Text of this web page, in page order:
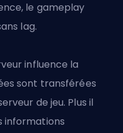
le gameplay
lag.
influence la
sont transférées
de jeu. Plus il
informations